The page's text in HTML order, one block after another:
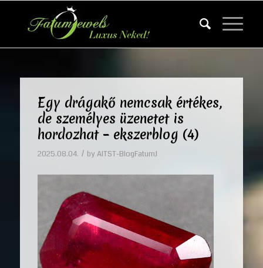
Egy drágakő nemcsak értékes,
de személyes üzenetet is
hordozhat – ekszerblog (4)
2025.08.04. / by AITST-BlogFatumJ